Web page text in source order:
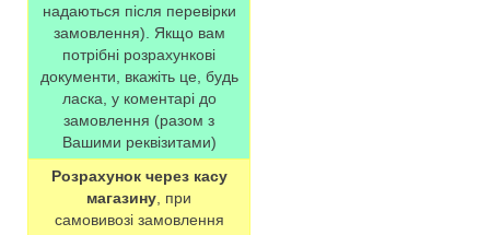
надаються після перевірки
замовлення). Якщо вам
потрібні розрахункові
документи, вкажіть це, будь
ласка, у коментарі до
замовлення (разом з
Вашими реквізитами)
Розрахунок через касу
магазину , при
самовивозі замовлення